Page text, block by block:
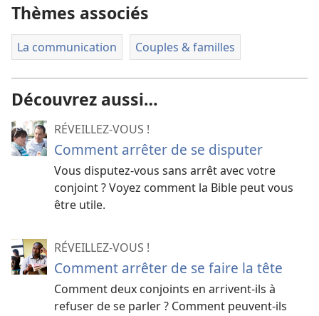
Thèmes associés
La communication Couples & familles
Découvrez aussi…
RÉVEILLEZ-VOUS !
Comment arrêter de se disputer
Vous disputez-​vous sans arrêt avec votre
conjoint ? Voyez comment la Bible peut vous
être utile.
RÉVEILLEZ-VOUS !
Comment arrêter de se faire la tête
Comment deux conjoints en arrivent-ils à
refuser de se parler ? Comment peuvent-ils